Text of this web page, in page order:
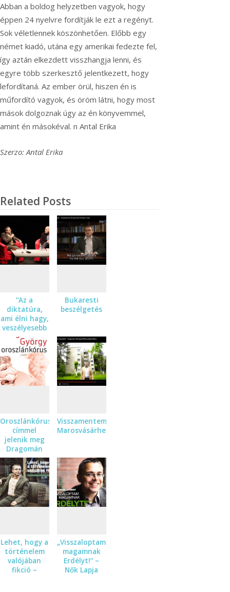
Abban a boldog helyzetben vagyok, hogy
éppen 24 nyelvre fordítják le ezt a regényt.
Sok véletlennek köszönhetően. Előbb egy
német kiadó, utána egy amerikai fedezte fel,
így aztán elkezdett visszhangja lenni, és
egyre több szerkesztő jelentkezett, hogy
lefordítaná. Az ember örül, hiszen én is
műfordító vagyok, és öröm látni, hogy most
mások dolgoznak úgy az én könyvemmel,
amint én másokéval. n Antal Erika
Szerzo: Antal Erika
Related Posts
“Az a
diktatúra,
ami élni hagy,
veszélyesebb
annál, ami el
akar
pusztítani” –
Dragomán
György és
Visky András
Bukaresti
beszélgetés
Oroszlánkórus
címmel
jelenik meg
Dragomán
György első
novelláskötete
Visszamentem
Marosvásárhelyre
Lehet, hogy a
történelem
valójában
fikció –
„Visszaloptam
magamnak
Erdélyt!” –
Nők Lapja